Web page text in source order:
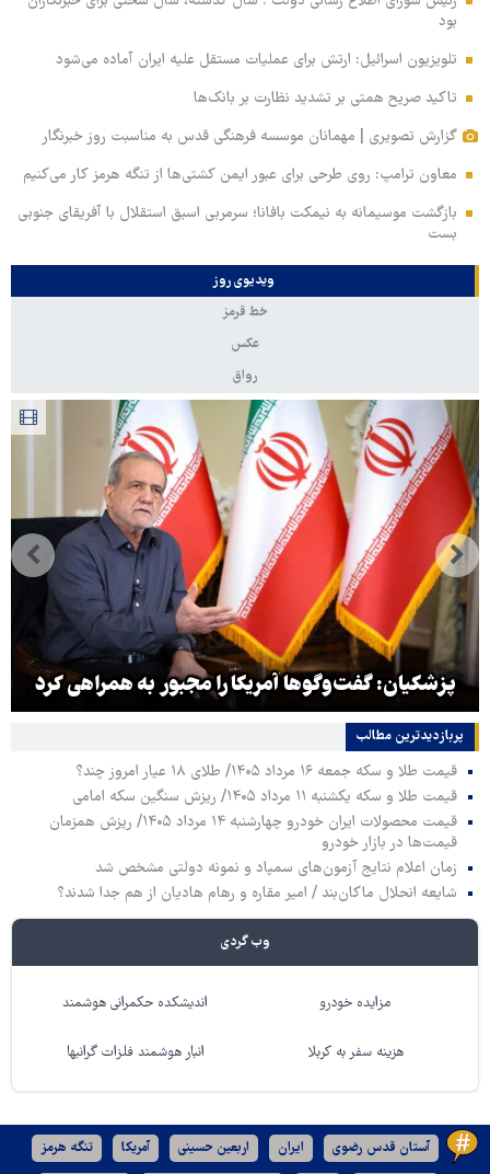
بود
تلویزیون اسرائیل: ارتش برای عملیات مستقل علیه ایران آماده می‌شود
تاکید صریح همتی بر تشدید نظارت بر بانک‌ها
گزارش تصویری | مهمانان موسسه فرهنگی قدس به مناسبت روز خبرنگار
معاون ترامپ: روی طرحی برای عبور ایمن کشتی‌ها از تنگه هرمز کار می‌کنیم
بازگشت موسیمانه به نیمکت بافانا؛ سرمربی اسبق استقلال با آفریقای جنوبی
بست
ویدیوی روز
خط قرمز
عکس
رواق
پزشکیان: گفت‌وگوها آمریکا را مجبور به همراهی کرد
پربازدیدترین‌ مطالب
قیمت طلا و سکه جمعه ۱۶ مرداد ۱۴۰۵/ طلای ۱۸ عیار امروز چند؟
قیمت طلا و سکه یکشنبه ۱۱ مرداد ۱۴۰۵/ ریزش سنگین سکه امامی
قیمت محصولات ایران خودرو چهارشنبه ۱۴ مرداد ۱۴۰۵/ ریزش همزمان
قیمت‌ها در بازار خودرو
زمان اعلام نتایج آزمون‌های سمپاد و نمونه دولتی مشخص شد
شایعه انحلال ماکان‌بند / امیر مقاره و رهام هادیان از هم جدا شدند؟
وب گردی
مزایده خودرو اندیشکده حکمرانی هوشمند
هزینه سفر به کربلا انبار هوشمند فلزات گرانبها
آستان قدس رضوی ایران اربعین حسینی آمریکا تنگه هرمز